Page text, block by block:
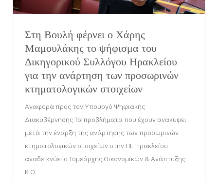
Στη Βουλή φέρνει ο Χάρης
Μαμουλάκης το ψήφισμα του
Δικηγορικού Συλλόγου Ηρακλείου
για την ανάρτηση των προσωρινών
κτηματολογικών στοιχείων
Αναφορά προς τον Υπουργό Ψηφιακής
Διακυβέρνησης Τα προβλήματα που έχουν ανακύψει
μετά την έναρξη της ανάρτησης των προσωρινών
κτηματολογικών στοιχείων στην ΠΕ Ηρακλείου
αναδεικνύει ο Τομεάρχης Οικονομικών & Ανάπτυξης
Κ.Ο.